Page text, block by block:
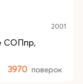
2001
СОПпр,
3970 поверок